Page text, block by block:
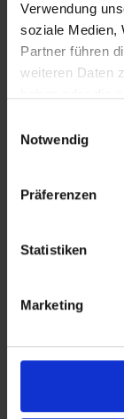
Verwendung
soziale Medien,
Partner führen
weiteren Daten
Notwendig
Präferenzen
Statistiken
Marketing